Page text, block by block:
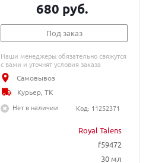
Royal Talens
f59472
30 мл
680 руб.
Под заказ
Наши менеджеры обязательно свяжутся
с вами и уточнят условия заказа
Самовывоз
Курьер, ТК
Нет в наличии
Код: 11252371